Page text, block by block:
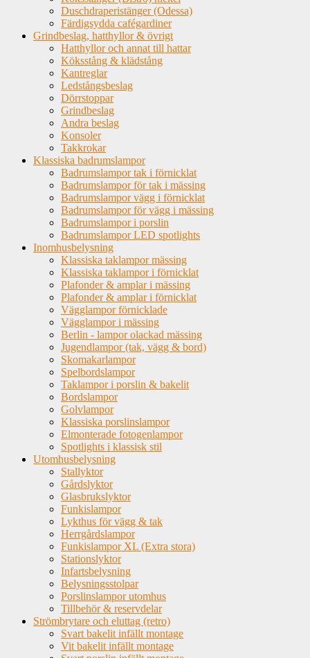
Duschdraperistänger (Odessa)
Färdigsydda cafégardiner
Grindbeslag, hatthyllor & övrigt
Hatthyllor och annat till hattar
Köksstång & klädstång
Kantreglar
Ledstångsbeslag
Dörrstoppar
Grindbeslag
Andra beslag
Konsoler
Takkrokar
Klassiska badrumslampor
Badrumslampor tak i förnicklat
Badrumslampor för tak i mässing
Badrumslampor vägg i förnicklat
Badrumslampor för vägg i mässing
Badrumslampor i porslin
Badrumslampor LED spotlights
Inomhusbelysning
Klassiska taklampor mässing
Klassiska taklampor i förnicklat
Plafonder & amplar i mässing
Plafonder & amplar i förnicklat
Vägglampor förnicklade
Vägglampor i mässing
Berlin - lampor olackad mässing
Jugendlampor (tak, vägg & bord)
Skomakarlampor
Spelbordslampor
Taklampor i porslin & bakelit
Bordslampor
Golvlampor
Klassiska porslinslampor
Elmonterade fotogenlampor
Spotlights i klassisk stil
Utomhusbelysning
Stallyktor
Gårdslyktor
Glasbrukslyktor
Funkislampor
Lykthus för vägg & tak
Herrgårdslampor
Funkislampor XL (Extra stora)
Stationslyktor
Infartsbelysning
Belysningsstolpar
Porslinslampor utomhus
Tillbehör & reservdelar
Strömbrytare och eluttag (retro)
Svart bakelit infällt montage
Vit bakelit infällt montage